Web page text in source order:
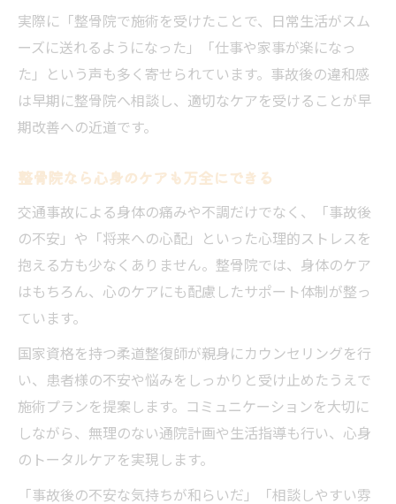
実際に「整骨院で施術を受けたことで、日常生活がスム
ーズに送れるようになった」「仕事や家事が楽になっ
た」という声も多く寄せられています。事故後の違和感
は早期に整骨院へ相談し、適切なケアを受けることが早
期改善への近道です。
整骨院なら心身のケアも万全にできる
交通事故による身体の痛みや不調だけでなく、「事故後
の不安」や「将来への心配」といった心理的ストレスを
抱える方も少なくありません。整骨院では、身体のケア
はもちろん、心のケアにも配慮したサポート体制が整っ
ています。
国家資格を持つ柔道整復師が親身にカウンセリングを行
い、患者様の不安や悩みをしっかりと受け止めたうえで
施術プランを提案します。コミュニケーションを大切に
しながら、無理のない通院計画や生活指導も行い、心身
のトータルケアを実現します。
「事故後の不安な気持ちが和らいだ」「相談しやすい雰